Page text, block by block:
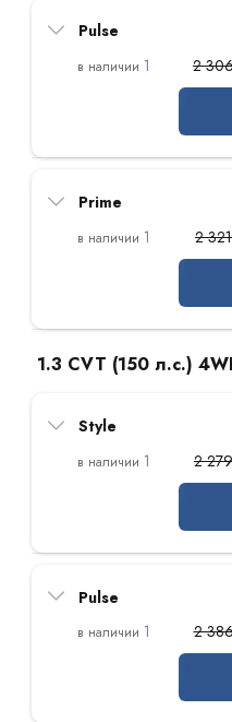
Pulse
1
2
Prime
1
2
1.3 CVT (150 л.с.)
Style
1
2
Pulse
1
2